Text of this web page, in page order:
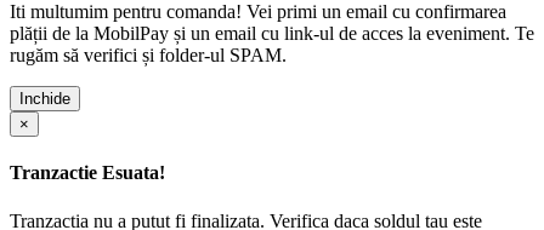
Iti multumim pentru comanda! Vei primi un email cu confirmarea
plății de la MobilPay și un email cu link-ul de acces la eveniment. Te
rugăm să verifici și folder-ul SPAM.
Inchide
×
Tranzactie Esuata!
Tranzactia nu a putut fi finalizata. Verifica daca soldul tau este